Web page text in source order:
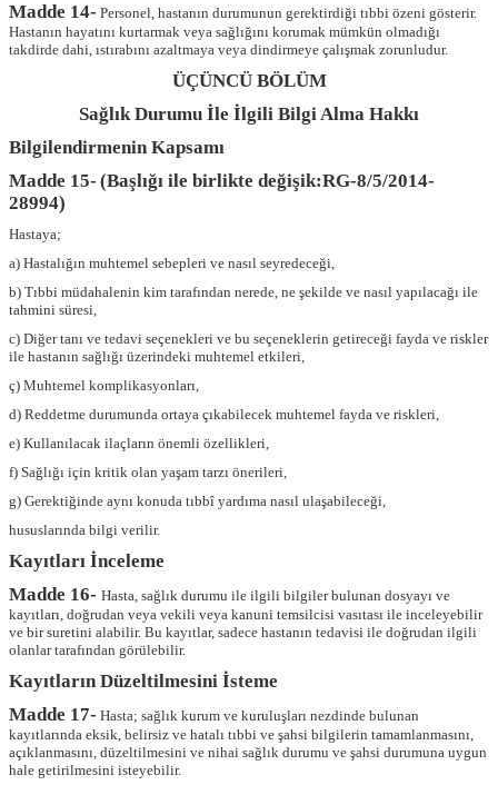
Madde 14- Personel, hastanın durumunun gerektirdiği tıbbi özeni gösterir.
Hastanın hayatını kurtarmak veya sağlığını korumak mümkün olmadığı
takdirde dahi, ıstırabını azaltmaya veya dindirmeye çalışmak zorunludur.
ÜÇÜNCÜ BÖLÜM
Sağlık Durumu İle İlgili Bilgi Alma Hakkı
Bilgilendirmenin Kapsamı
Madde 15- (Başlığı ile birlikte değişik:RG-8/5/2014-
28994)
Hastaya;
a) Hastalığın muhtemel sebepleri ve nasıl seyredeceği,
b) Tıbbi müdahalenin kim tarafından nerede, ne şekilde ve nasıl yapılacağı ile
tahmini süresi,
c) Diğer tanı ve tedavi seçenekleri ve bu seçeneklerin getireceği fayda ve riskler
ile hastanın sağlığı üzerindeki muhtemel etkileri,
ç) Muhtemel komplikasyonları,
d) Reddetme durumunda ortaya çıkabilecek muhtemel fayda ve riskleri,
e) Kullanılacak ilaçların önemli özellikleri,
f) Sağlığı için kritik olan yaşam tarzı önerileri,
g) Gerektiğinde aynı konuda tıbbî yardıma nasıl ulaşabileceği,
hususlarında bilgi verilir.
Kayıtları İnceleme
Madde 16- Hasta, sağlık durumu ile ilgili bilgiler bulunan dosyayı ve
kayıtları, doğrudan veya vekili veya kanuni temsilcisi vasıtası ile inceleyebilir
ve bir suretini alabilir. Bu kayıtlar, sadece hastanın tedavisi ile doğrudan ilgili
olanlar tarafından görülebilir.
Kayıtların Düzeltilmesini İsteme
Madde 17- Hasta; sağlık kurum ve kuruluşları nezdinde bulunan
kayıtlarında eksik, belirsiz ve hatalı tıbbi ve şahsi bilgilerin tamamlanmasını,
açıklanmasını, düzeltilmesini ve nihai sağlık durumu ve şahsi durumuna uygun
hale getirilmesini isteyebilir.